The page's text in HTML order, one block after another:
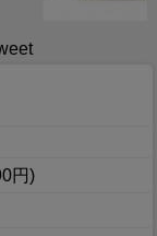
円)